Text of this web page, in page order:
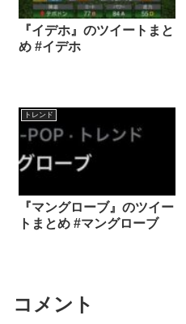
『イデホ』のツイートまと
め #イデホ
トレンド
『マングローブ』のツイー
トまとめ #マングローブ
コメント